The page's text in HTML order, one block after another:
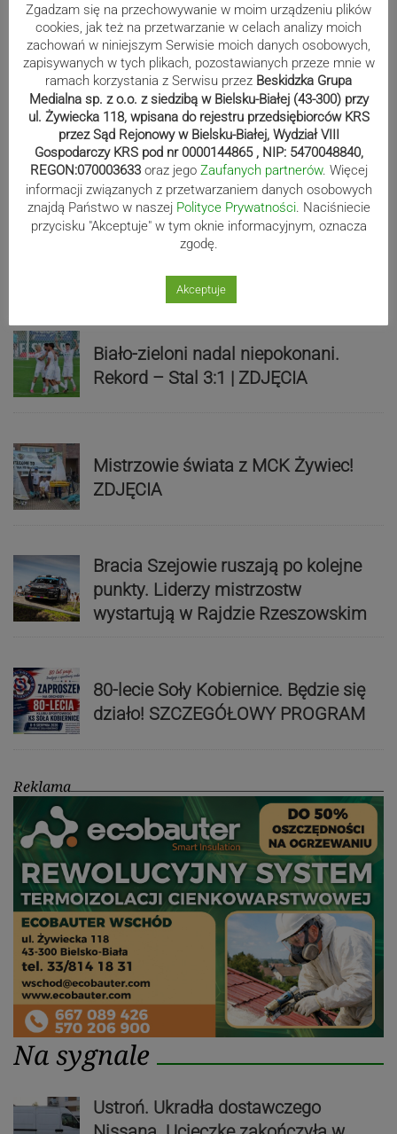
Sport
Beniaminek ze spadkowiczem na
remis. Podbeskidzie – Lechia 2:2 |
Biało-zieloni nadal niepokonani.
Rekord – Stal 3:1 | ZDJĘCIA
Mistrzowie świata z MCK Żywiec!
ZDJĘCIA
Bracia Szejowie ruszają po kolejne
punkty. Liderzy mistrzostw
wystartują w Rajdzie Rzeszowskim
80-lecie Soły Kobiernice. Będzie się
działo! SZCZEGÓŁOWY PROGRAM
Reklama
Na sygnale
Ustroń. Ukradła dostawczego
Zgadzam się na przechowywanie w moim urządzeniu plików
cookies, jak też na przetwarzanie w celach analizy moich
zachowań w niniejszym Serwisie moich danych osobowych,
zapisywanych w tych plikach, pozostawianych przeze mnie w
ramach korzystania z Serwisu przez Beskidzka Grupa
Medialna sp. z o.o. z siedzibą w Bielsku-Białej (43-300) przy
ul. Żywiecka 118, wpisana do rejestru przedsiębiorców KRS
przez Sąd Rejonowy w Bielsku-Białej, Wydział VIII
Gospodarczy KRS pod nr 0000144865 , NIP: 5470048840,
REGON:070003633 oraz jego Zaufanych partnerów. Więcej
informacji związanych z przetwarzaniem danych osobowych
znajdą Państwo w naszej Polityce Prywatności. Naciśniecie
przycisku "Akceptuje" w tym oknie informacyjnym, oznacza
zgodę.
Akceptuje